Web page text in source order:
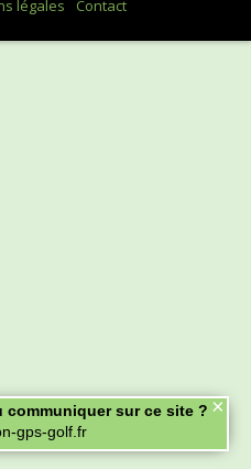
légales Contact
sur ce site ?
gps-golf.fr
×